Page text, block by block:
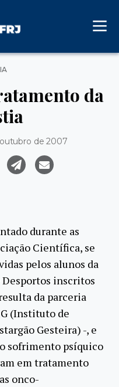
da
de 2007
durante as
Científica, se
pelos alunos da
Desportos inscritos
da parceria
(Instituto de
Gesteira) -, e
sofrimento psíquico
em tratamento
onco-